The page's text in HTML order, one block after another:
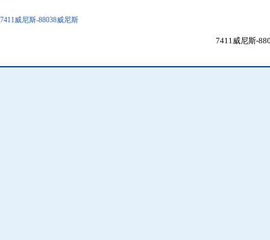
7411威尼斯-88038威尼斯
7411威尼斯-